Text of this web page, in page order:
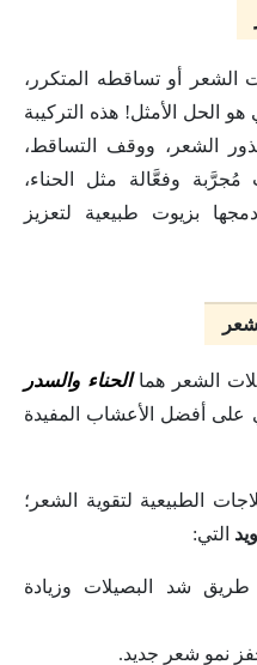
أو تساقطه المتكرر،
الحل الأمثل! هذه التركيبة
الشعر، ووقف التساقط،
مُجرَّبة وفعَّالة مثل الحناء،
بزيوت طبيعية لتعزيز
الشعر هماالحناء والسدر
على أفضل الأعشاب المفيدة
الطبيعية لتقوية الشعر؛
التي:
شد البصيلات وزيادة
نمو شعر جديد.